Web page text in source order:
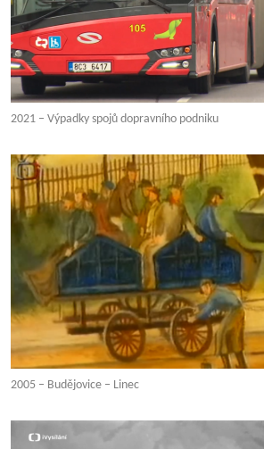
2021 – Výpadky spojů dopravního podniku
2005 – Budějovice – Linec